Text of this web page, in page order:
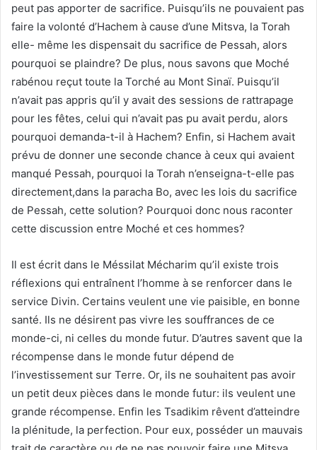
peut pas apporter de sacrifice. Puisqu’ils ne pouvaient pas
faire la volonté d’Hachem à cause d’une Mitsva, la Torah
elle- même les dispensait du sacrifice de Pessah, alors
pourquoi se plaindre? De plus, nous savons que Moché
rabénou reçut toute la Torché au Mont Sinaï. Puisqu’il
n’avait pas appris qu’il y avait des sessions de rattrapage
pour les fêtes, celui qui n’avait pas pu avait perdu, alors
pourquoi demanda-t-il à Hachem? Enfin, si Hachem avait
prévu de donner une seconde chance à ceux qui avaient
manqué Pessah, pourquoi la Torah n’enseigna-t-elle pas
directement,dans la paracha Bo, avec les lois du sacrifice
de Pessah, cette solution? Pourquoi donc nous raconter
cette discussion entre Moché et ces hommes?
Il est écrit dans le Méssilat Mécharim qu’il existe trois
réflexions qui entraînent l’homme à se renforcer dans le
service Divin. Certains veulent une vie paisible, en bonne
santé. Ils ne désirent pas vivre les souffrances de ce
monde-ci, ni celles du monde futur. D’autres savent que la
récompense dans le monde futur dépend de
l’investissement sur Terre. Or, ils ne souhaitent pas avoir
un petit deux pièces dans le monde futur: ils veulent une
grande récompense. Enfin les Tsadikim rêvent d’atteindre
la plénitude, la perfection. Pour eux, posséder un mauvais